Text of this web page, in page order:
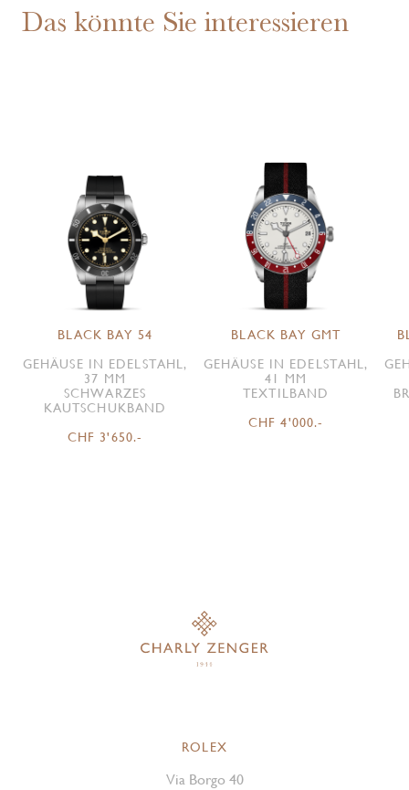
Das könnte Sie interessieren
BLACK BAY 54
GEHÄUSE IN EDELSTAHL,
37 MM
SCHWARZES
KAUTSCHUKBAND
CHF 3'650.-
BLACK BAY GMT
GEHÄUSE IN EDELSTAHL,
41 MM
TEXTILBAND
CHF 4'000.-
ROLEX
Via Borgo 40